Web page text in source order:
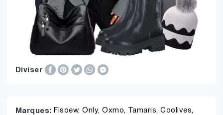
Diviser
Marques:Fisoew,Only,Oxmo, Tamaris,Coolives,